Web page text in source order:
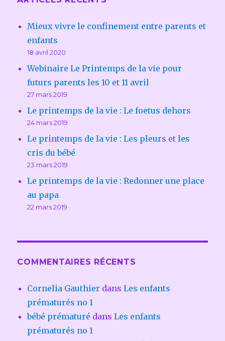
Mieux vivre le confinement entre parents et
enfants
18 avril 2020
Webinaire Le Printemps de la vie pour
futurs parents les 10 et 11 avril
27 mars 2019
Le printemps de la vie : Le foetus dehors
24 mars 2019
Le printemps de la vie : Les pleurs et les
cris du bébé
23 mars 2019
Le printemps de la vie : Redonner une place
au papa
22 mars 2019
COMMENTAIRES RÉCENTS
Cornelia Gauthier dansLes enfants
prématurés no 1
bébé prématuré dansLes enfants
prématurés no 1